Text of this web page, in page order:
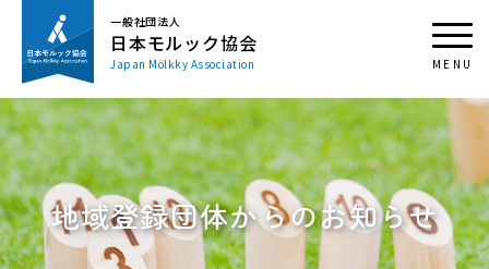
一般社団法人
日本モルック協会
Japan Mölkky Association
地域登録団体からのお知らせ